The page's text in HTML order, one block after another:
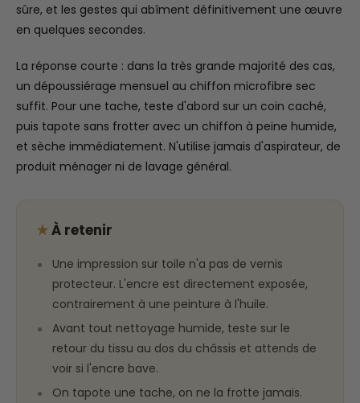
sûre, et les gestes qui abîment définitivement une œuvre
en quelques secondes.
La réponse courte : dans la très grande majorité des cas,
un dépoussiérage mensuel au chiffon microfibre sec
suffit. Pour une tache, teste d'abord sur un coin caché,
puis tapote sans frotter avec un chiffon à peine humide,
et sèche immédiatement. N'utilise jamais d'aspirateur, de
produit ménager ni de lavage général.
★À retenir
Une impression sur toile n'a pas de vernis
protecteur. L'encre est directement exposée,
contrairement à une peinture à l'huile.
Avant tout nettoyage humide, teste sur le
retour du tissu au dos du châssis et attends de
voir si l'encre bave.
On tapote une tache, on ne la frotte jamais.